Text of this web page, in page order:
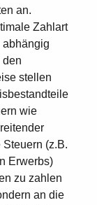
an.
Zahlart
abhängig
den
stellen
wie
(z.B.
Erwerbs)
zu zahlen
an die